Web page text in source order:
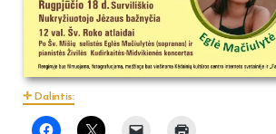
Dalintis: